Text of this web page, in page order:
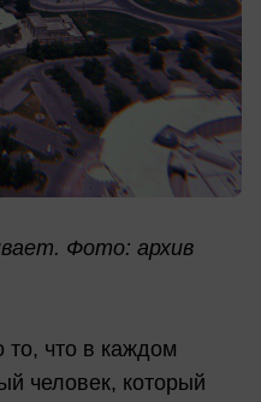
Фото: архив
то, что в каждом
человек, который